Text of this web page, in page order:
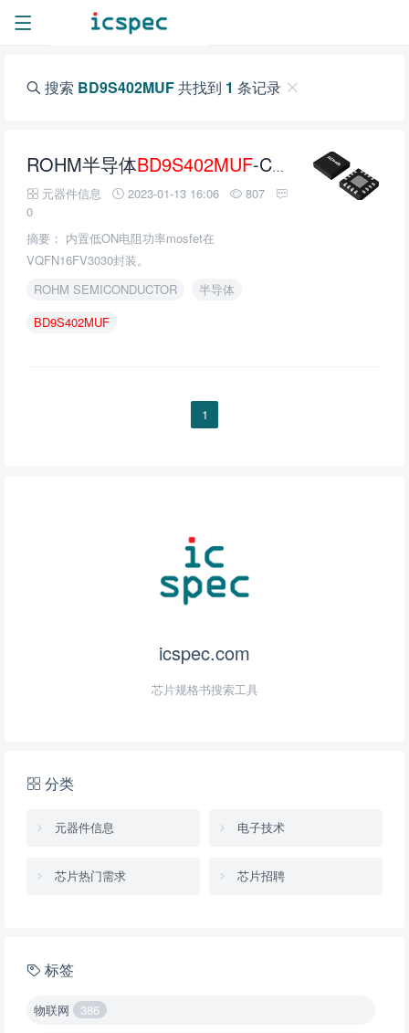
搜索 BD9S402MUF共找到 1 条记录
ROHM半导体BD9S402MUF-C单同步降压DC/DC变换器的介绍、特性、及应用
元器件信息 2023-01-13 16:06
807
0
摘要： 内置低ON电阻功率mosfet在
VQFN16FV3030封装。
ROHM SEMICONDUCTOR
半导体
BD9S402MUF
1
icspec.com
芯片规格书搜索工具
分类
元器件信息 电子技术
芯片热门需求 芯片招聘
标签
物联网 386